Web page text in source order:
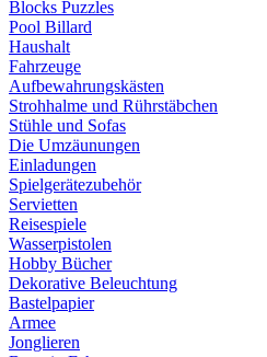
Blocks Puzzles
Pool Billard
Haushalt
Fahrzeuge
Aufbewahrungskästen
Strohhalme und Rührstäbchen
Stühle und Sofas
Die Umzäunungen
Einladungen
Spielgerätezubehör
Servietten
Reisespiele
Wasserpistolen
Hobby Bücher
Dekorative Beleuchtung
Bastelpapier
Armee
Jonglieren